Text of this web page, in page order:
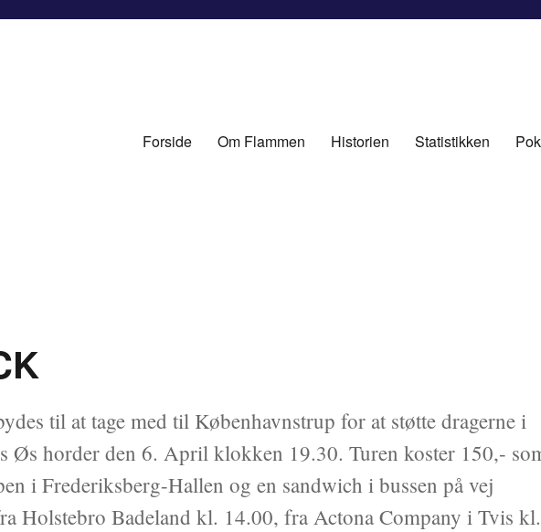
Forside Om Flammen Historien Statistikken
til at tage med til Københavnstrup for at støtte dragerne i
Øs horder den 6. April klokken 19.30. Turen koster 150,-
i Frederiksberg-Hallen og en sandwich i bussen på vej
Holstebro Badeland kl. 14.00, fra Actona Company i Tvis kl.